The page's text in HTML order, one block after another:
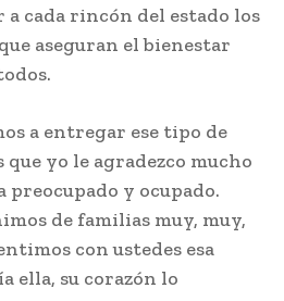
a cada rincón del estado los
aseguran el bienestar
a entregar ese tipo de
yo le agradezco mucho
preocupado y ocupado.
de familias muy, muy,
con ustedes esa
ella, su corazón lo